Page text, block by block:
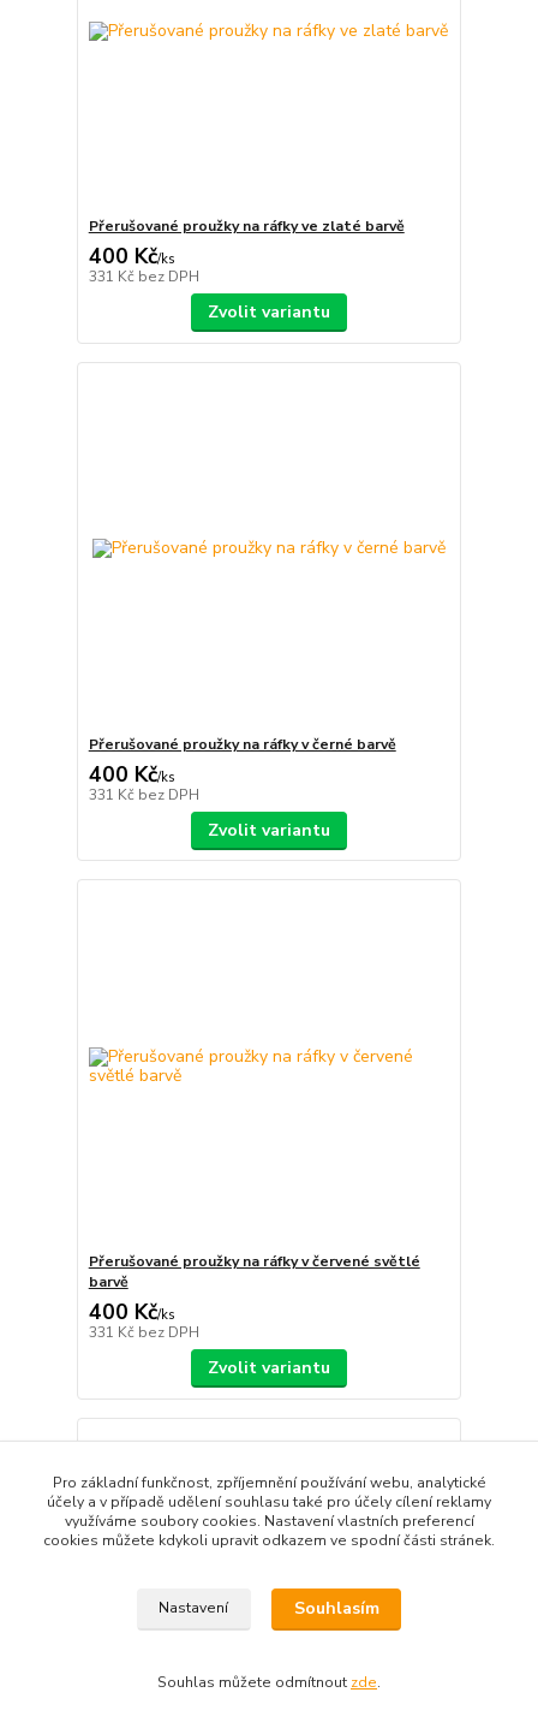
Přerušované proužky na ráfky ve zlaté barvě
400 Kč/ks
331 Kč bez DPH
Zvolit variantu
Přerušované proužky na ráfky v černé barvě
400 Kč/ks
331 Kč bez DPH
Zvolit variantu
Přerušované proužky na ráfky v červené světlé
barvě
400 Kč/ks
331 Kč bez DPH
Zvolit variantu
Pro základní funkčnost, zpříjemnění používání webu, analytické
účely a v případě udělení souhlasu také pro účely cílení reklamy
využíváme soubory cookies. Nastavení vlastních preferencí
cookies můžete kdykoli upravit odkazem ve spodní části stránek.
Nastavení Souhlasím
Souhlas můžete odmítnout zde.